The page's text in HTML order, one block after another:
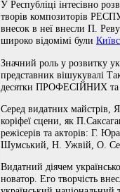
У Республіці інтесівно
творів композиторів
внесок в неї внесли П.
широко відомімі були
Значний роль у розвитку
представник вішукувалі
десятки ПРОФЕСІЙНИХ та
Серед видатних майстрів,
коріфеї сцени, як
режісерів та акторів: Г.
Шумський, Н. Ужвій, О.
Видатний діячем
новатор. Его творчість